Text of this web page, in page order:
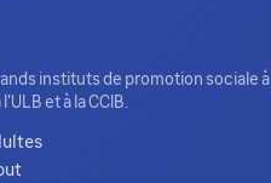
instituts de promotion sociale à
et à la CCIB.